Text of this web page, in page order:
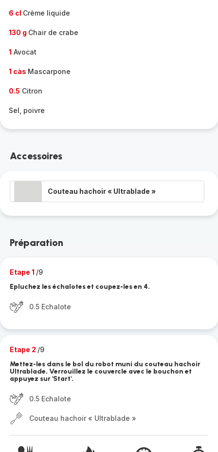
6 cl Crème liquide
130 g Chair de crabe
1 Avocat
1 càs Mascarpone
0.5 Citron
Sel, poivre
Accessoires
Couteau hachoir « Ultrablade »
Préparation
Etape 1 /9
Epluchez les échalotes et coupez-les en 4.
0.5 Echalote
Etape 2 /9
Mettez-les dans le bol du robot muni du couteau hachoir
Ultrablade. Verrouillez le couvercle avec le bouchon et
appuyez sur 'Start'.
0.5 Echalote
Couteau hachoir « Ultrablade »